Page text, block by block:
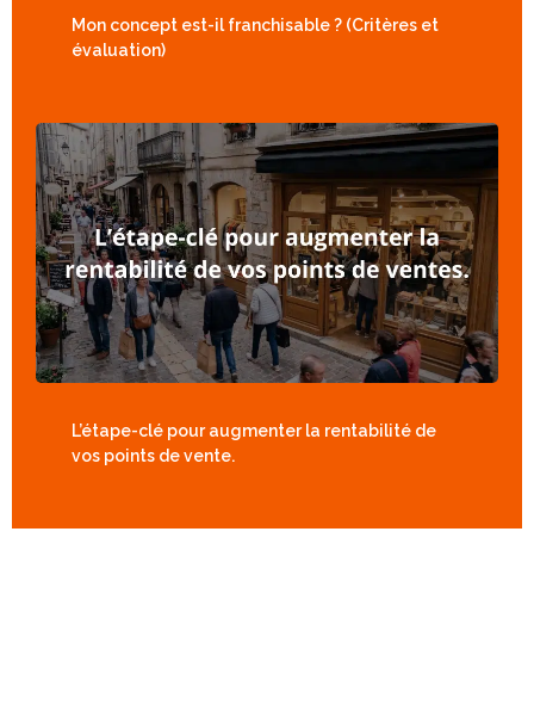
Mon concept est-il franchisable ? (Critères et
évaluation)
L’étape-clé pour augmenter la rentabilité de
vos points de vente.